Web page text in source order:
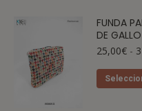
FUNDA
DE
25,00€ -